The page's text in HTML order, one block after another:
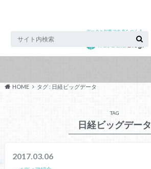
データと知恵で未来をつくる
HOME タグ : 日経ビッグデータ
TAG
日経ビッグデータ
2017.03.06